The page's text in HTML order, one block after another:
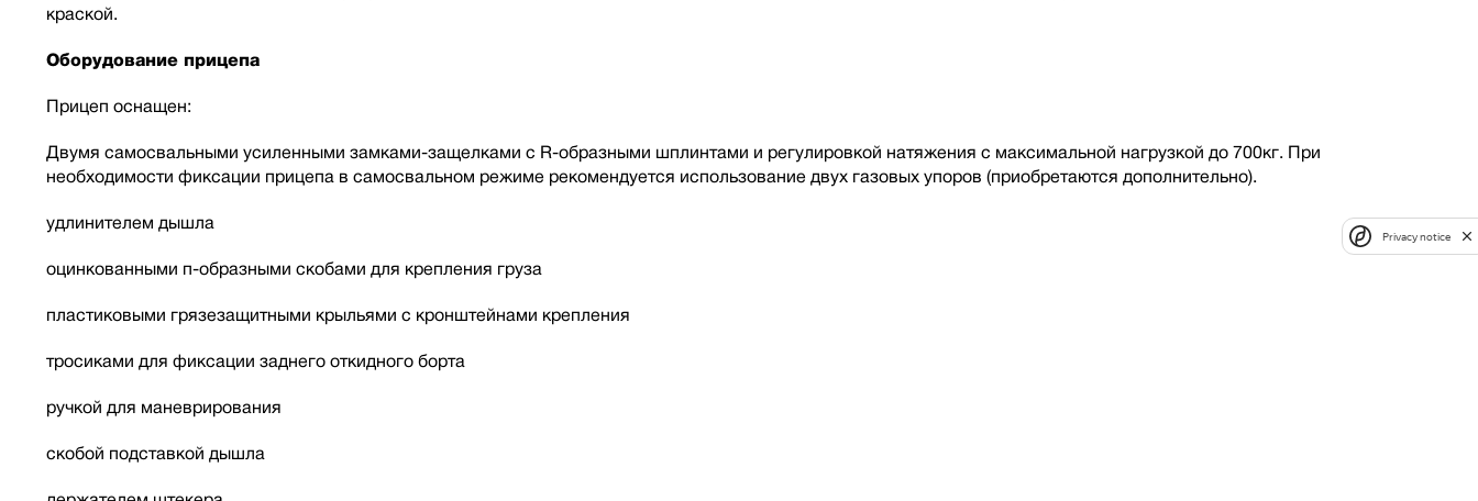
краской.
Оборудование прицепа
Прицеп оснащен:
Двумя самосвальными усиленными замками-защелками с R-образными шплинтами и регулировкой натяжения с максимальной нагрузкой до 700кг. При
необходимости фиксации прицепа в самосвальном режиме рекомендуется использование двух газовых упоров (приобретаются дополнительно).
удлинителем дышла
оцинкованными п-образными скобами для крепления груза
пластиковыми грязезащитными крыльями с кронштейнами крепления
тросиками для фиксации заднего откидного борта
ручкой для маневрирования
скобой подставкой дышла
Privacy notice